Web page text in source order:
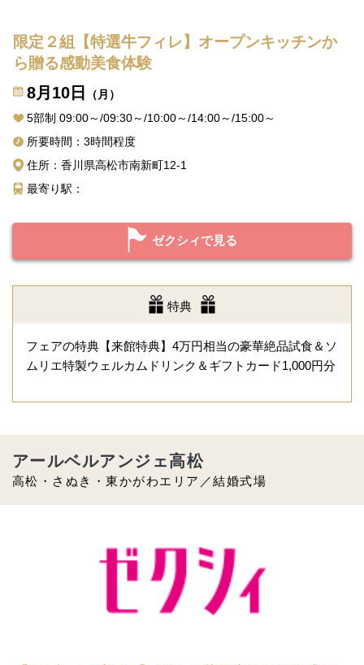
限定２組【特選牛フィレ】オープンキッチンか
ら贈る感動美食体験
8月10日
（月）
5部制 09:00～/09:30～/10:00～/14:00～/15:00～
所要時間：3時間程度
住所：香川県高松市南新町12-1
最寄り駅：
ゼクシィで見る
特典
フェアの特典【来館特典】4万円相当の豪華絶品試食＆ソ
ムリエ特製ウェルカムドリンク＆ギフトカード1,000円分
高松・さぬき・東かがわエリア／結婚式場
アールベルアンジェ高松